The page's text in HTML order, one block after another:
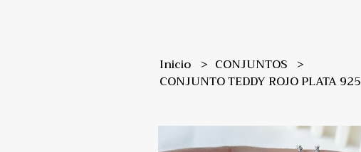
Inicio
CONJUNTOS
CONJUNTO TEDDY ROJO PLATA 925